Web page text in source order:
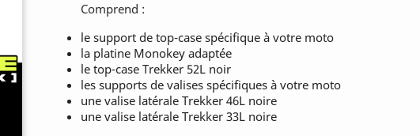
Comprend :
le support de top-case spécifique à votre moto
la platine Monokey adaptée
le top-case Trekker 52L noir
les supports de valises spécifiques à votre moto
une valise latérale Trekker 46L noire
une valise latérale Trekker 33L noire